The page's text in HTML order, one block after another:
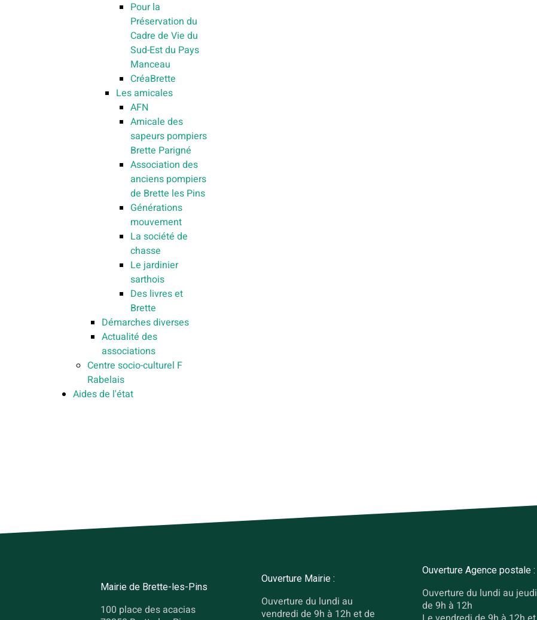
Pour la
Préservation du
Cadre de Vie du
Sud-Est du Pays
Manceau
CréaBrette
Les amicales
AFN
Amicale des
sapeurs pompiers
Brette Parigné
Association des
anciens pompiers
de Brette les Pins
Générations
mouvement
La société de
chasse
Le jardinier
sarthois
Des livres et
Brette
Démarches diverses
Actualité des
associations
Centre socio-culturel F
Rabelais
Aides de l'état
Mairie de Brette-les-Pins
100 place des acacias
Ouverture Mairie :
Ouverture du lundi au
vendredi de 9h à 12h et de
Ouverture Agence postale :
Ouverture du lundi au jeudi
de 9h à 12h